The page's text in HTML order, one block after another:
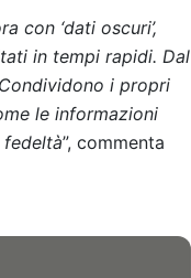
con ‘dati oscuri’,
in tempi rapidi. Dal
i propri
le informazioni
”, commenta